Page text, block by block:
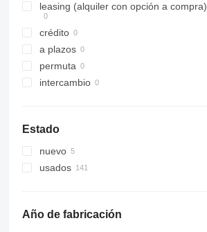
leasing (alquiler con opción a compra)
crédito
a plazos
permuta
intercambio
Estado
nuevo
usados
Año de fabricación